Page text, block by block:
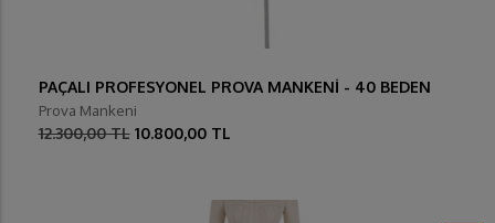
PAÇALI PROFESYONEL PROVA MANKENİ - 40 BEDEN
Prova Mankeni
12.300,00 TL 10.800,00 TL